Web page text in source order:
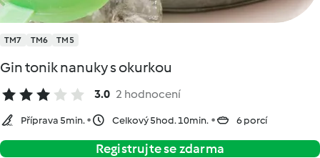
TM7 TM6 TM5
Gin tonik nanuky s okurkou
3.0 2 hodnocení
Příprava 5min. Celkový 5hod. 10min. 6 porcí
Registrujte se zdarma